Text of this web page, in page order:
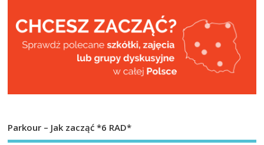
Parkour – Jak zacząć *6 RAD*